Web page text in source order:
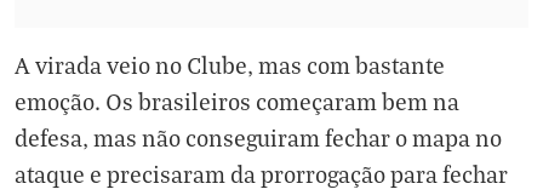
A virada veio no Clube, mas com bastante
emoção. Os brasileiros começaram bem na
defesa, mas não conseguiram fechar o mapa no
ataque e precisaram da prorrogação para fechar